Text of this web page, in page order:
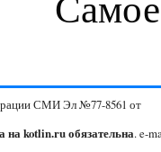
СМИ Эл №77-8561 от
на kotlin.ru обязательна. e-